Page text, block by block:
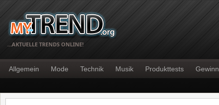
…AKTUELLE TRENDS ONLINE!
Allgemein Mode Technik Musik Produkttests